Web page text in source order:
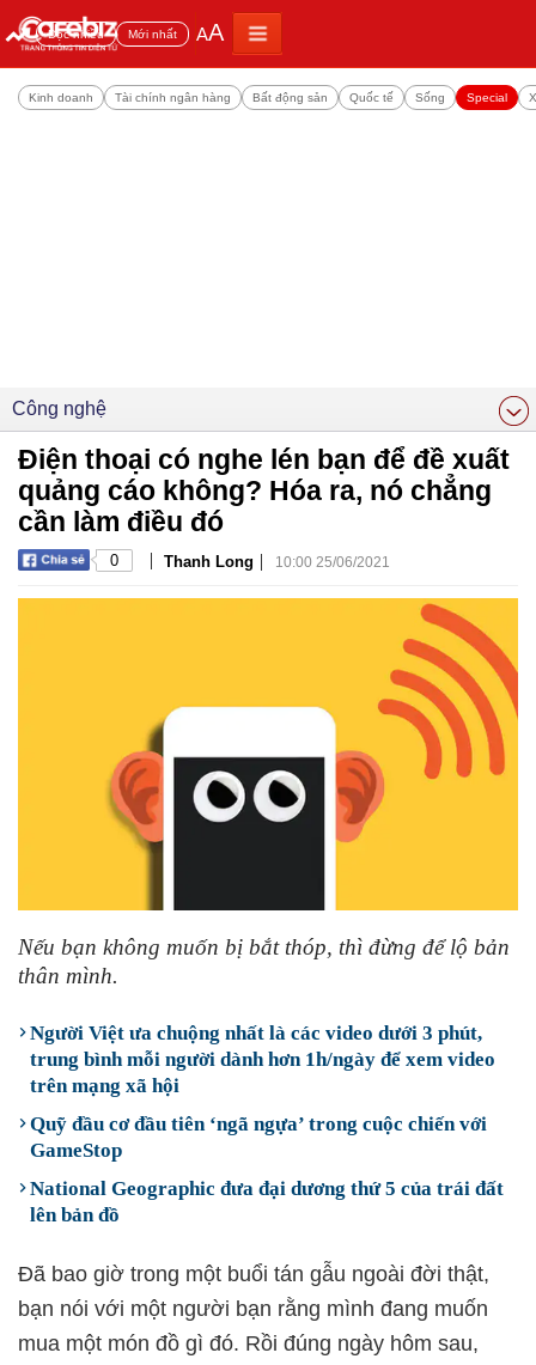
Đọc nhiều Mới nhất AA
Kinh doanh Tài chính ngân hàng Bất động sản Quốc tế Sống Special
Công nghệ
Điện thoại có nghe lén bạn để đề xuất
quảng cáo không? Hóa ra, nó chẳng
cần làm điều đó
0 | Thanh Long | 10:00 25/06/2021
Nếu bạn không muốn bị bắt thóp, thì đừng để lộ bản
thân mình.
Người Việt ưa chuộng nhất là các video dưới 3 phút,
trung bình mỗi người dành hơn 1h/ngày để xem video
trên mạng xã hội
Quỹ đầu cơ đầu tiên ‘ngã ngựa’ trong cuộc chiến với
GameStop
National Geographic đưa đại dương thứ 5 của trái đất
lên bản đồ
Đã bao giờ trong một buổi tán gẫu ngoài đời thật,
bạn nói với một người bạn rằng mình đang muốn
mua một món đồ gì đó. Rồi đúng ngày hôm sau,